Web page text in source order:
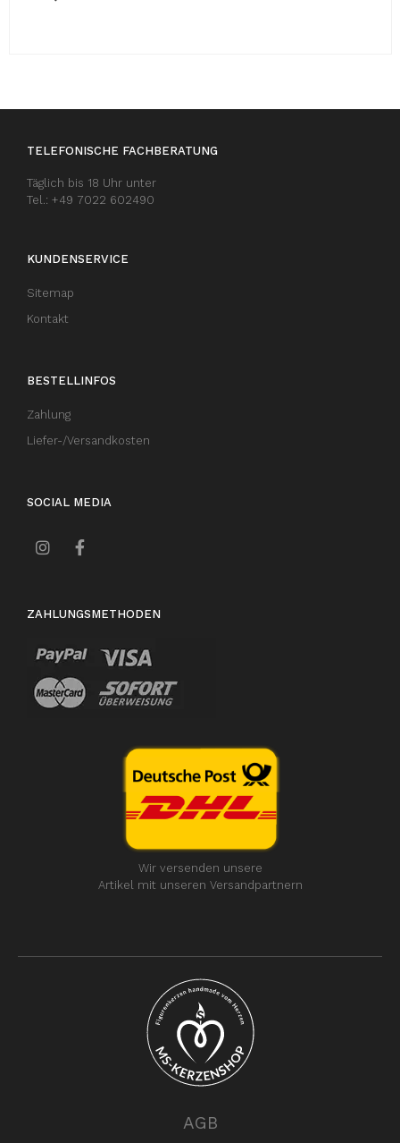
TELEFONISCHE FACHBERATUNG
Täglich bis 18 Uhr unter
Tel.: +49 7022 602490
KUNDENSERVICE
Sitemap
Kontakt
BESTELLINFOS
Zahlung
Liefer-/Versandkosten
SOCIAL MEDIA
ZAHLUNGSMETHODEN
Wir versenden unsere
Artikel mit unseren Versandpartnern
AGB